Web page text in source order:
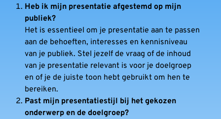
Heb ik mijn presentatie afgestemd op mijn
publiek?
Het is essentieel om je presentatie aan te passen
aan de behoeften, interesses en kennisniveau
van je publiek. Stel jezelf de vraag of de inhoud
van je presentatie relevant is voor je doelgroep
en of je de juiste toon hebt gebruikt om hen te
bereiken.
Past mijn presentatiestijl bij het gekozen
onderwerp en de doelgroep?